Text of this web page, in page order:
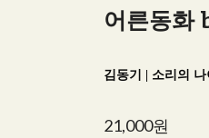
어른동화
김동기 | 소리의 나
21,000원